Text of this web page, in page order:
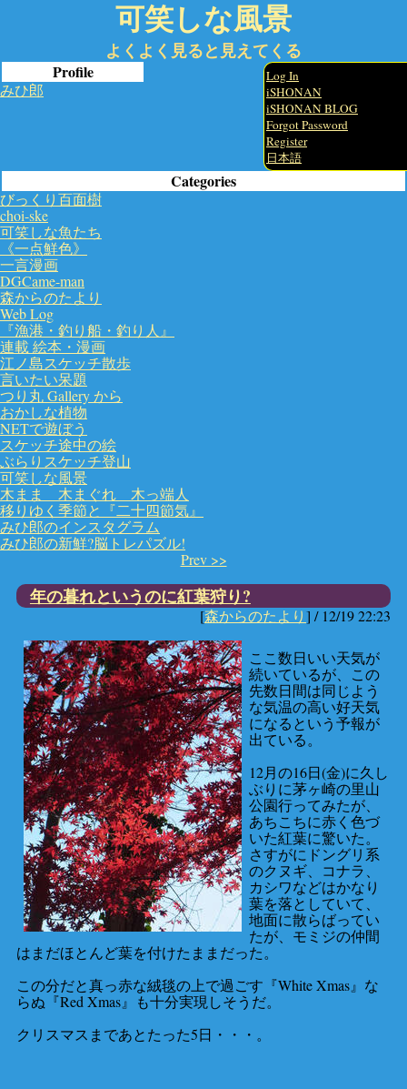
可笑しな風景
よくよく見ると見えてくる
Profile
みひ郎
Log In
iSHONAN
iSHONAN BLOG
Forgot Password
Register
日本語
Categories
びっくり百面樹
choi-ske
可笑しな魚たち
《一点鮮色》
一言漫画
DGCame-man
森からのたより
Web Log
『漁港・釣り船・釣り人』
連載 絵本・漫画
江ノ島スケッチ散歩
言いたい呆題
つり丸 Gallery から
おかしな植物
NETで遊ぼう
スケッチ途中の絵
ぶらりスケッチ登山
可笑しな風景
木まま 木まぐれ 木っ端人
移りゆく季節と『二十四節気』
みひ郎のインスタグラム
みひ郎の新鮮?脳トレパズル!
Prev >>
年の暮れというのに紅葉狩り?
[森からのたより] / 12/19 22:23
ここ数日いい天気が
続いているが、この
先数日間は同じよう
な気温の高い好天気
になるという予報が
出ている。
12月の16日(金)に久し
ぶりに茅ヶ崎の里山
公園行ってみたが、
あちこちに赤く色づ
いた紅葉に驚いた。
さすがにドングリ系
のクヌギ、コナラ、
カシワなどはかなり
葉を落としていて、
地面に散らばってい
たが、モミジの仲間
はまだほとんど葉を付けたままだった。
この分だと真っ赤な絨毯の上で過ごす『White Xmas』な
らぬ『Red Xmas』も十分実現しそうだ。
クリスマスまであとたった5日・・・。